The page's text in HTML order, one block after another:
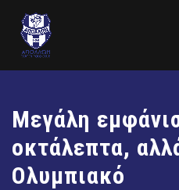
Μεγάλη
οκτάλεπτα,
Ολυμπιακό